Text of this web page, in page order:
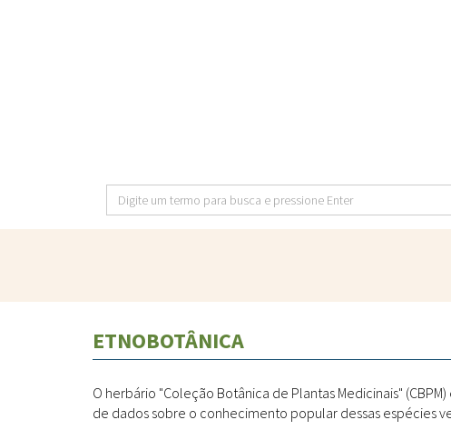
pressione
Enter
ETNOBOTÂNICA
O herbário "Coleção Botânica de Plantas Medicinais"
de dados sobre o conhecimento popular dessas espécies